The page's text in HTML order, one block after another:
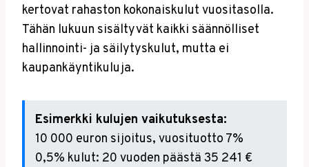
kertovat rahaston kokonaiskulut vuositasolla.
Tähän lukuun sisältyvät kaikki säännölliset
hallinnointi- ja säilytyskulut, mutta ei
kaupankäyntikuluja.
Esimerkki kulujen vaikutuksesta:
10 000 euron sijoitus, vuosituotto 7%
0,5% kulut: 20 vuoden päästä 35 241 €